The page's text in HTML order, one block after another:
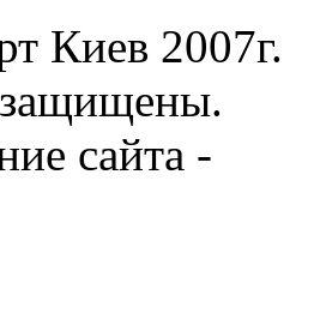
Киев 2007г.
сайта -